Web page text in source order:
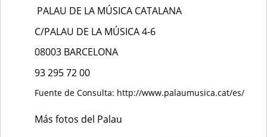
PALAU DE LA MÚSICA CATALANA
C/PALAU DE LA MÚSICA 4-6
08003 BARCELONA
93 295 72 00
Fuente de Consulta: http://www.palaumusica.cat/es/
Más fotos del Palau